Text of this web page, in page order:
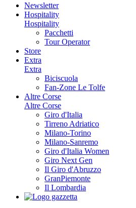
Newsletter
Hospitality
Hospitality
Pacchetti
Tour Operator
Store
Extra
Extra
Biciscuola
Fan-Zone Le Tolfe
Altre Corse
Altre Corse
Giro d'Italia
Tirreno Adriatico
Milano-Torino
Milano-Sanremo
Giro d'Italia Women
Giro Next Gen
Il Giro d'Abruzzo
GranPiemonte
Il Lombardia